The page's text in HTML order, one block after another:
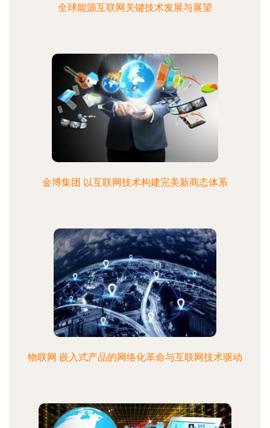
全球能源互联网关键技术发展与展望
金博集团 以互联网技术构建完美新商态体系
物联网 嵌入式产品的网络化革命与互联网技术驱动